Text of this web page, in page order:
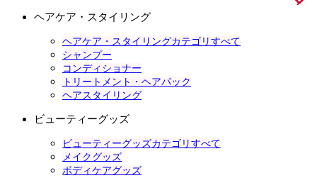
ヘアケア・スタイリング
ヘアケア・スタイリングカテゴリすべて
シャンプー
コンディショナー
トリートメント・ヘアパック
ヘアスタイリング
ビューティーグッズ
ビューティーグッズカテゴリすべて
メイクグッズ
ボディケアグッズ